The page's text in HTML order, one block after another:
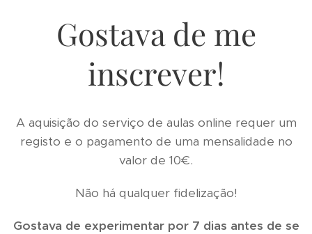
Gostava de me
inscrever!
A aquisição do serviço de aulas online requer um
registo e o pagamento de uma mensalidade no
valor de 10€.
Não há qualquer fidelização!
Gostava de experimentar por 7 dias antes de se